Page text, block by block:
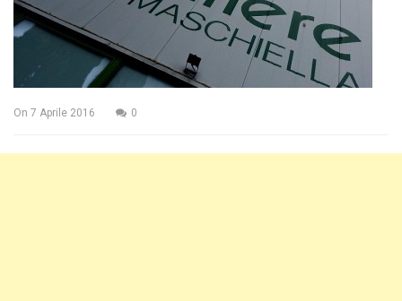
On 7 Aprile 2016 0